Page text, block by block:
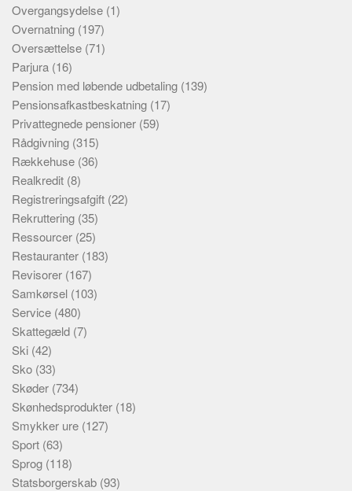
Overgangsydelse (1)
Overnatning (197)
Oversættelse (71)
Parjura (16)
Pension med løbende udbetaling (139)
Pensionsafkastbeskatning (17)
Privattegnede pensioner (59)
Rådgivning (315)
Rækkehuse (36)
Realkredit (8)
Registreringsafgift (22)
Rekruttering (35)
Ressourcer (25)
Restauranter (183)
Revisorer (167)
Samkørsel (103)
Service (480)
Skattegæld (7)
Ski (42)
Sko (33)
Skøder (734)
Skønhedsprodukter (18)
Smykker ure (127)
Sport (63)
Sprog (118)
Statsborgerskab (93)